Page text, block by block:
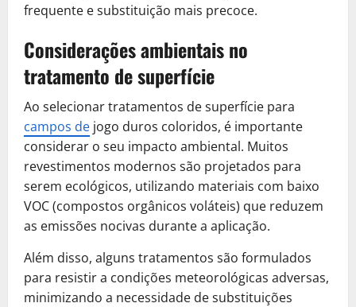
frequente e substituição mais precoce.
Considerações ambientais no
tratamento de superfície
Ao selecionar tratamentos de superfície para
campos de jogo duros coloridos, é importante
considerar o seu impacto ambiental. Muitos
revestimentos modernos são projetados para
serem ecológicos, utilizando materiais com baixo
VOC (compostos orgânicos voláteis) que reduzem
as emissões nocivas durante a aplicação.
Além disso, alguns tratamentos são formulados
para resistir a condições meteorológicas adversas,
minimizando a necessidade de substituições